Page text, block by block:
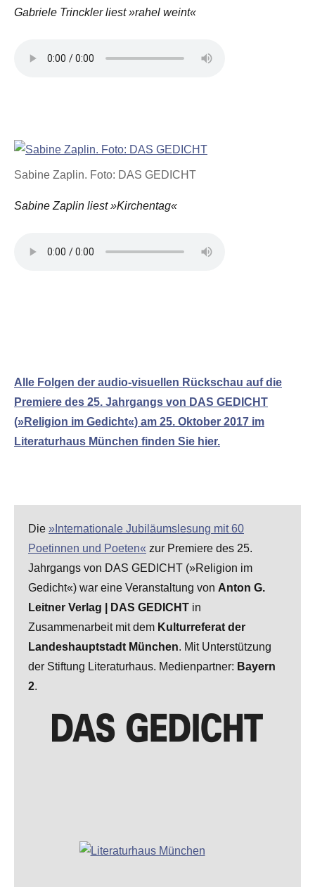
Gabriele Trinckler liest »rahel weint«
Sabine Zaplin. Foto: DAS GEDICHT
Sabine Zaplin liest »Kirchentag«
Alle Folgen der audio-visuellen Rückschau auf die
Premiere des 25. Jahrgangs von DAS GEDICHT
(»Religion im Gedicht«) am 25. Oktober 2017 im
Literaturhaus München finden Sie hier.
Die »Internationale Jubiläumslesung mit 60
Poetinnen und Poeten« zur Premiere des 25.
Jahrgangs von DAS GEDICHT (»Religion im
Gedicht«) war eine Veranstaltung von Anton G.
Leitner Verlag | DAS GEDICHT in
Zusammenarbeit mit dem Kulturreferat der
Landeshauptstadt München. Mit Unterstützung
der Stiftung Literaturhaus. Medienpartner: Bayern
2.